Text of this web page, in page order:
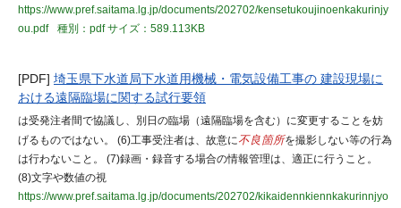
https://www.pref.saitama.lg.jp/documents/202702/kensetukoujinoenkakurinjy
ou.pdf
種別：pdfサイズ：589.113KB
[PDF] 埼玉県下水道局下水道用機械・電気設備工事の 建設現場に
おける遠隔臨場に関する試行要領
は受発注者間で協議し、別日の臨場（遠隔臨場を含む）に変更することを妨
げるものではない。 (6)工事受注者は、故意に不良箇所を撮影しない等の行為
は行わないこと。 (7)録画・録音する場合の情報管理は、適正に行うこと。
(8)文字や数値の視
https://www.pref.saitama.lg.jp/documents/202702/kikaidennkiennkakurinnjyo